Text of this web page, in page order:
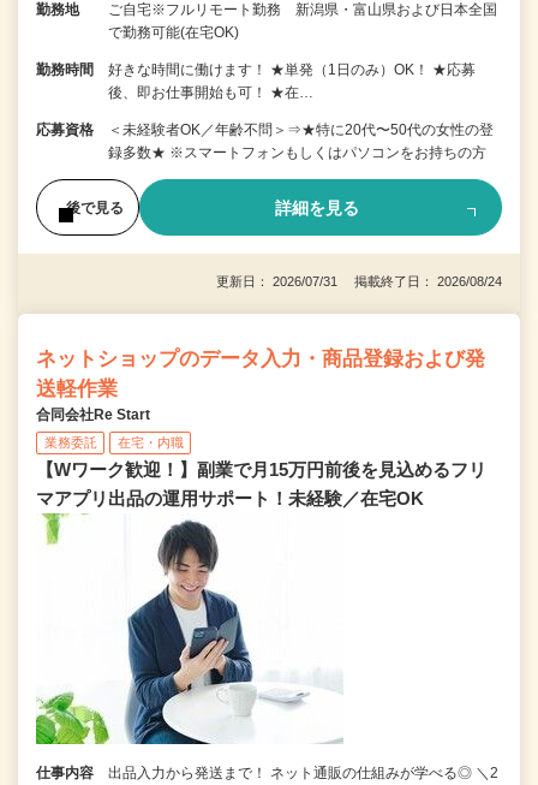
勤務地
ご自宅※フルリモート勤務 新潟県・富山県および日本全国
で勤務可能(在宅OK)
勤務時間
好きな時間に働けます！ ★単発（1日のみ）OK！ ★応募
後、即お仕事開始も可！ ★在…
応募資格
＜未経験者OK／年齢不問＞⇒★特に20代〜50代の女性の登
録多数★ ※スマートフォンもしくはパソコンをお持ちの方
後で見る 詳細を見る
更新日： 2026/07/31 掲載終了日： 2026/08/24
ネットショップのデータ入力・商品登録および発
送軽作業
合同会社Re Start
業務委託 在宅・内職
【Wワーク歓迎！】副業で月15万円前後を見込めるフリ
マアプリ出品の運用サポート！未経験／在宅OK
仕事内容
出品入力から発送まで！ ネット通販の仕組みが学べる◎ ＼2